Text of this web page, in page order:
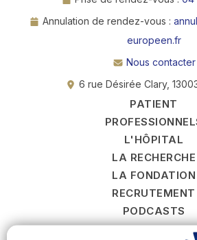
Annulation de rendez-vous :
europeen.fr
Nous contacter
6 rue Désirée Clary,
PATIENT
L'HÔPITAL
LA RECHERCHE
LA FONDATION
RECRUTEMENT
PODCASTS